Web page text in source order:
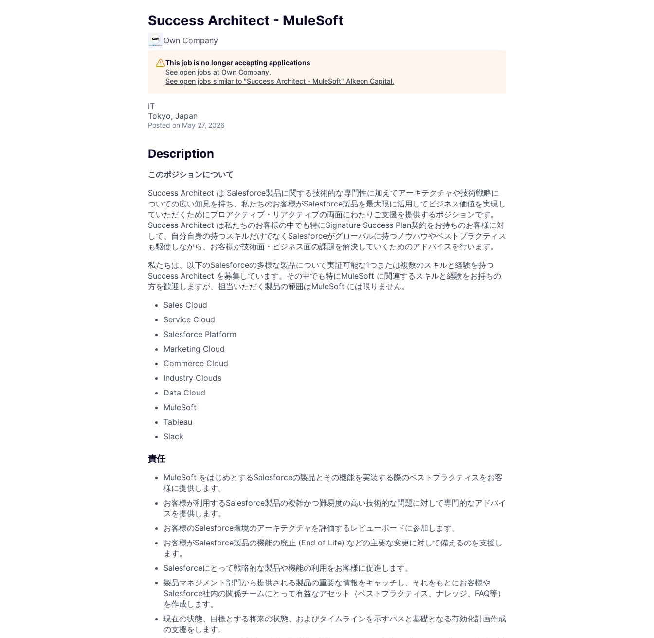
Success Architect - MuleSoft
Own Company
This job is no longer accepting applications
See open jobs at Own Company.
See open jobs similar to "Success Architect - MuleSoft" Alkeon Capital.
IT
Tokyo, Japan
Posted on May 27, 2026
Description
このポジションについて
Success Architect は Salesforce製品に関する技術的な専門性に加えてアーキテクチャや技術戦略に
ついての広い知見を持ち、私たちのお客様がSalesforce製品を最大限に活用してビジネス価値を実現し
ていただくためにプロアクティブ・リアクティブの両面にわたりご支援を提供するポジションです。
Success Architect は私たちのお客様の中でも特にSignature Success Plan契約をお持ちのお客様に対
して、自分自身の持つスキルだけでなくSalesforceがグローバルに持つノウハウやベストプラクティス
も駆使しながら、お客様が技術面・ビジネス面の課題を解決していくためのアドバイスを行います。
私たちは、以下のSalesforceの多様な製品について実証可能な1つまたは複数のスキルと経験を持つ
Success Architect を募集しています。その中でも特にMuleSoft に関連するスキルと経験をお持ちの
方を歓迎しますが、担当いただく製品の範囲はMuleSoft には限りません。
Sales Cloud
Service Cloud
Salesforce Platform
Marketing Cloud
Commerce Cloud
Industry Clouds
Data Cloud
MuleSoft
Tableau
Slack
責任
MuleSoft をはじめとするSalesforceの製品とその機能を実装する際のベストプラクティスをお客
様に提供します。
お客様が利用するSalesforce製品の複雑かつ難易度の高い技術的な問題に対して専門的なアドバイ
スを提供します。
お客様のSalesforce環境のアーキテクチャを評価するレビューボードに参加します。
お客様がSalesforce製品の機能の廃止 (End of Life) などの主要な変更に対して備えるのを支援し
ます。
Salesforceにとって戦略的な製品や機能の利用をお客様に促進します。
製品マネジメント部門から提供される製品の重要な情報をキャッチし、それをもとにお客様や
Salesforce社内の関係チームにとって有益なアセット（ベストプラクティス、ナレッジ、FAQ等）
を作成します。
現在の状態、目標とする将来の状態、およびタイムラインを示すパスと基礎となる有効化計画作成
の支援をします。